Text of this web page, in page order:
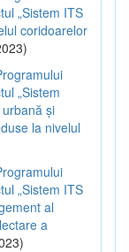
„Sistem ITS
coridoarelor
„Sistem
și
la nivelul
„Sistem ITS
al
a